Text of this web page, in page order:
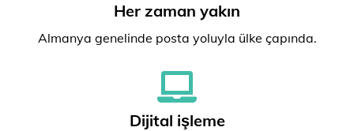
Her zaman yakın
Almanya genelinde posta yoluyla ülke çapında.
Dijital işleme